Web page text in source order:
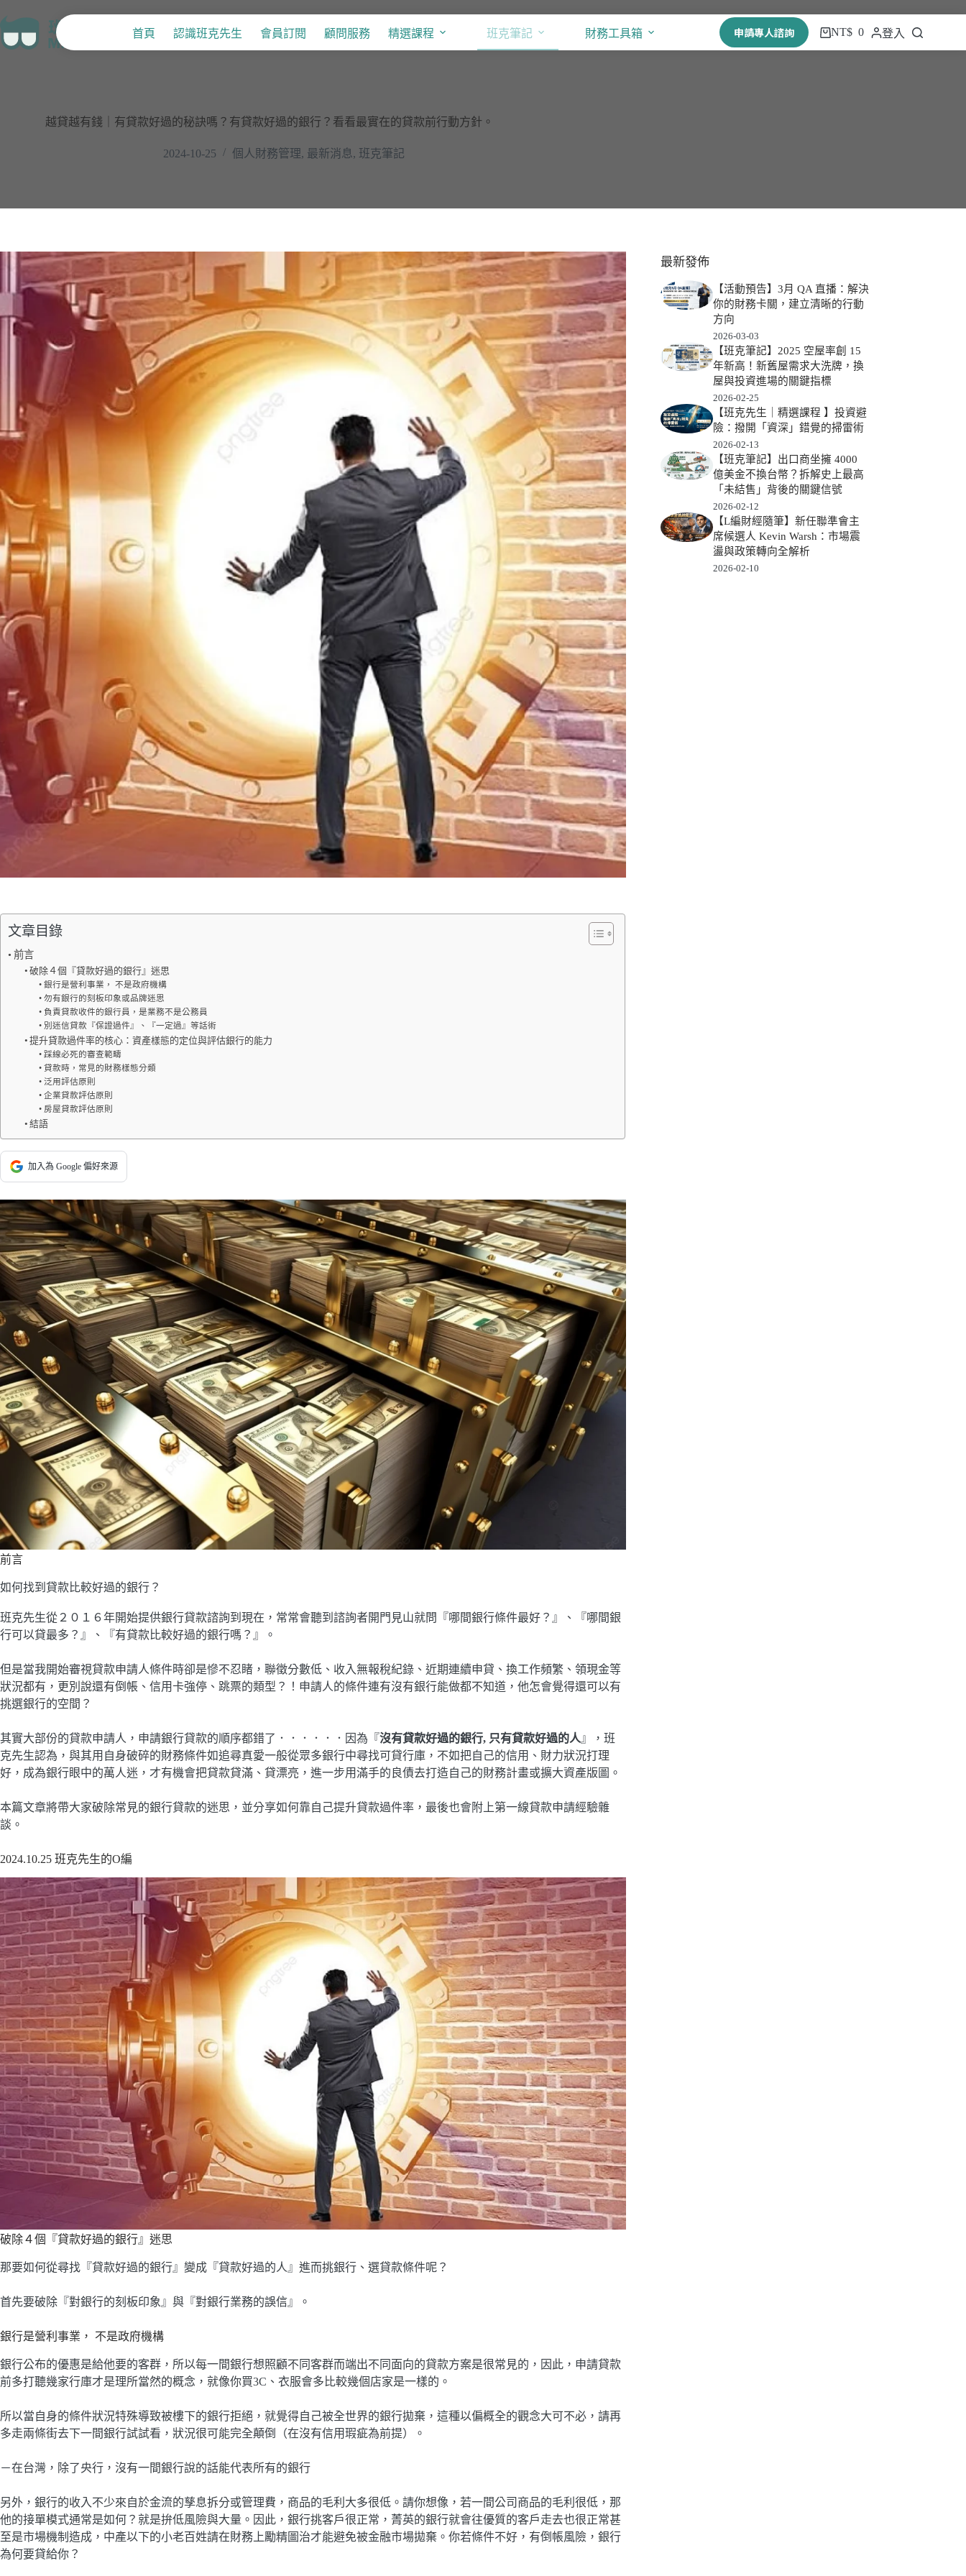
首頁 認識班克先生 會員訂閱 顧問服務 精選課程 班克筆記 財務工具箱 申請專人諮詢 NT$ 0 登入
越貸越有錢｜有貸款好過的秘訣嗎？有貸款好過的銀行？看看最實在的貸款前行動方針。
2024-10-25 個人財務管理, 最新消息, 班克筆記
文章目錄
前言
破除４個『貸款好過的銀行』迷思
銀行是營利事業， 不是政府機構
勿有銀行的刻板印象或品牌迷思
負責貸款收件的銀行員，是業務不是公務員
別迷信貸款『保證過件』、『一定過』等話術
提升貸款過件率的核心：資產樣態的定位與評估銀行的能力
踩線必死的審查範疇
貸款時，常見的財務樣態分類
泛用評估原則
企業貸款評估原則
房屋貸款評估原則
結語
加入為 Google 偏好來源
前言
如何找到貸款比較好過的銀行？
班克先生從２０１６年開始提供銀行貸款諮詢到現在，常常會聽到諮詢者開門見山就問『哪間銀行條件最好？』、『哪間銀
行可以貸最多？』、『有貸款比較好過的銀行嗎？』。
但是當我開始審視貸款申請人條件時卻是慘不忍睹，聯徵分數低、收入無報稅紀錄、近期連續申貸、換工作頻繁、領現金等
狀況都有，更別說還有倒帳、信用卡強停、跳票的類型？！申請人的條件連有沒有銀行能做都不知道，他怎會覺得還可以有
挑選銀行的空間？
其實大部份的貸款申請人，申請銀行貸款的順序都錯了．．．．．．因為『沒有貸款好過的銀行, 只有貸款好過的人 』，班
克先生認為，與其用自身破碎的財務條件如追尋真愛一般從眾多銀行中尋找可貸行庫，不如把自己的信用、財力狀況打理
好，成為銀行眼中的萬人迷，才有機會把貸款貸滿、貸漂亮，進一步用滿手的良債去打造自己的財務計畫或擴大資產版圖。
本篇文章將帶大家破除常見的銀行貸款的迷思，並分享如何靠自己提升貸款過件率，最後也會附上第一線貸款申請經驗雜
談。
2024.10.25 班克先生的O編
破除４個『貸款好過的銀行』迷思
那要如何從尋找『貸款好過的銀行』變成『貸款好過的人』進而挑銀行、選貸款條件呢？
首先要破除『對銀行的刻板印象』與『對銀行業務的誤信』。
銀行是營利事業， 不是政府機構
銀行公布的優惠是給他要的客群，所以每一間銀行想照顧不同客群而端出不同面向的貸款方案是很常見的，因此，申請貸款
前多打聽幾家行庫才是理所當然的概念，就像你買3C、衣服會多比較幾個店家是一樣的。
所以當自身的條件狀況特殊導致被樓下的銀行拒絕，就覺得自己被全世界的銀行拋棄，這種以偏概全的觀念大可不必，請再
多走兩條街去下一間銀行試試看，狀況很可能完全顛倒（在沒有信用瑕疵為前提）。
－在台灣，除了央行，沒有一間銀行說的話能代表所有的銀行
另外，銀行的收入不少來自於金流的孳息拆分或管理費，商品的毛利大多很低。請你想像，若一間公司商品的毛利很低，那
他的接單模式通常是如何？就是拚低風險與大量。因此，銀行挑客戶很正常，菁英的銀行就會往優質的客戶走去也很正常甚
至是市場機制造成，中產以下的小老百姓請在財務上勵精圖治才能避免被金融市場拋棄。你若條件不好，有倒帳風險，銀行
為何要貸給你？
最新發佈
【活動預告】3月 QA 直播：解決
你的財務卡關，建立清晰的行動
方向
2026-03-03
【班克筆記】2025 空屋率創 15
年新高！新舊屋需求大洗牌，換
屋與投資進場的關鍵指標
2026-02-25
【班克先生｜精選課程 】投資避
險：撥開「資深」錯覺的掃雷術
2026-02-13
【班克筆記】出口商坐擁 4000
億美金不換台幣？拆解史上最高
「未結售」背後的關鍵信號
2026-02-12
【L編財經隨筆】新任聯準會主
席候選人 Kevin Warsh：市場震
盪與政策轉向全解析
2026-02-10